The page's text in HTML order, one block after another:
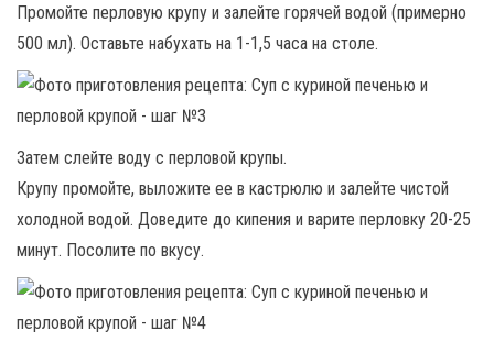
Промойте перловую крупу и залейте горячей водой (примерно
500 мл). Оставьте набухать на 1-1,5 часа на столе.
Затем слейте воду с перловой крупы.
Крупу промойте, выложите ее в кастрюлю и залейте чистой
холодной водой. Доведите до кипения и варите перловку 20-25
минут. Посолите по вкусу.